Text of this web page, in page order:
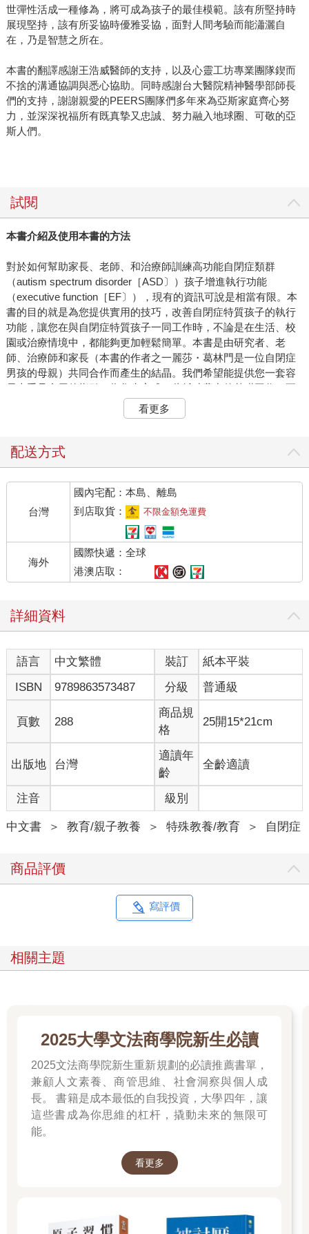
世彈性活成一種修為，將可成為孩子的最佳模範。該有所堅持時
展現堅持，該有所妥協時優雅妥協，面對人間考驗而能瀟灑自
在，乃是智慧之所在。
本書的翻譯感謝王浩威醫師的支持，以及心靈工坊專業團隊鍥而
不捨的溝通協調與悉心協助。同時感謝台大醫院精神醫學部師長
們的支持，謝謝親愛的PEERS團隊們多年來為亞斯家庭齊心努
力，並深深祝福所有既真摯又忠誠、努力融入地球圈、可敬的亞
斯人們。
試閱
本書介紹及使用本書的方法
對於如何幫助家長、老師、和治療師訓練高功能自閉症類群
（autism spectrum disorder［ASD〕）孩子增進執行功能
（executive function［EF〕），現有的資訊可說是相當有限。本
書的目的就是為您提供實用的技巧，改善自閉症特質孩子的執行
功能，讓您在與自閉症特質孩子一同工作時，不論是在生活、校
園或治療情境中，都能夠更加輕鬆簡單。本書是由研究者、老
師、治療師和家長（本書的作者之一麗莎・葛林門是一位自閉症
男孩的母親）共同合作而產生的結晶。我們希望能提供您一套容
易上手且實用的指引，為您先完成一些耗時費力的基礎工作。正
如一位和我們合作的家長所言：「我以為自己知道的已經不算
少，但是你們讓我學到如何將這些知識拼湊起來，並在早晨送孩
書所提供的訊息是非常獨特的，你不會在其他任何書上讀到。」
為什麼針對執行功能？
執行功能代表的是一個人整合資訊、有效採取行動以達到目
標所需的能力的總稱，也是以腦為基礎的綜合能力。我們將聚焦
在執行功能，來幫助自閉症類群孩子習得以下技巧：
成為一個更有彈性、更獨立、更能成功解決問題的人。
培養孩子以一種更有成效、更符合社會期待的方式，執行自我調
節（self-regulate）與自我主張（self-advocate）的技巧。
本書的姊妹作為《達成目標不卡住！》（Unstuck & On
Target!），該書則捕捉了自閉症執行功能障礙最典型的兩大元
素：不卡住（保持彈性）與達成目標（組織／規劃）。我們將在
第一章談到更多自閉症類群的執行功能特徵。
撰寫這本書的目的，是為了幫助家長、老師、治療師，以及其他
與執行功能有困難的自閉症類群中小學生一起工作的人。我們掛
心著需要適應融合教育情境的孩子，以及那些理想情況下，已經
在學校或治療場域中參與過「達成目標不卡住！」課程的孩子
們。「達成目標不卡住！」課程經過實證研究，對語言程度與智
力在小學三年級以上的孩子有顯著成效。這些孩子已經能夠回答
問題、依循指示、進行對話來解決問題，並且能夠做出適當的選
能力──不論是書寫或口語能力，這些有執行功能挑戰的孩子與家
庭，基本上都能從本書所談的策略中受益。曾經有人反映給我
和概念，則課程所採用的視覺提醒和簡單字詞，大體上依然適
如何使用本書
在孩子所面對的各種情境──不論在家庭、學校或社區中，如果家
向、且有意義的改變。因此本書的目標正是希望能提供您一套方
法，讓您在與孩子日常互動中直接處理執行功能的問題。你會在
書中學到一整套問題解決的公式；這些公式既可以做為和孩子說
話時的日常用語，也可以提供問題解決的好主意，對於家長、治
療師，以及其他和執行功能有困難的孩子一起生活或工作的人，
將特別有用。
讀者彈性運用。表A可以幫助你根據你的需要，來決定要從書中哪
一些標註的段落，方便學習與應用。
看更多
配送方式
台灣
國內宅配：本島、離島
到店取貨：
不限金額免運費
海外
國際快遞：全球
港澳店取：
詳細資料
語言 中文繁體 裝訂
紙本平裝
ISBN
9789863573487 分級 普通級
頁數 288
商品規
格
25開15*21cm
出版地 台灣
適讀年
齡
全齡適讀
注音 級別
中文書 ＞ 教育/親子教養 ＞ 特殊教養/教育 ＞ 自閉症
商品評價
寫評價
相關主題
2025大學文法商學院新生必讀
2025文法商學院新生重新規劃的必讀推薦書單，
兼顧人文素養、商管思維、社會洞察與個人成
長。 書籍是成本最低的自我投資，大學四年，讓
這些書成為你思維的杠杆，撬動未來的無限可
能。
看更多